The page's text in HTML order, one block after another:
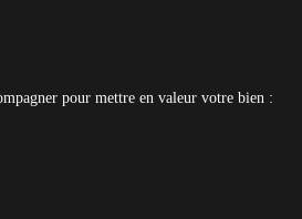
pour mettre en valeur votre bien :